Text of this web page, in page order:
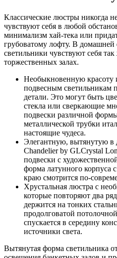
Классические люстры никогда
чувствуют себя в любой
минимализм хай-тека или
грубоватому лофту. В домашней
светильники чувствуют себя
торжественных залах.
Необыкновенную красоту
подвесным светильникам
детали. Это могут быть
стекла или сверкающие
подвески различной
металлической трубки
настоящие чудеса.
Элегантную, вытянутую в
Chandelier by GLCrystal
подвески с
форма латунного корпуса
краю смотрится по-
Хрустальная люстра с
которые повторяют два
держится на тонких
продолговатой
спускается в середину
источники света.
Вытянутая форма светильника